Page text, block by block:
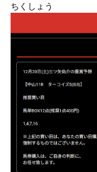
ちくしょう